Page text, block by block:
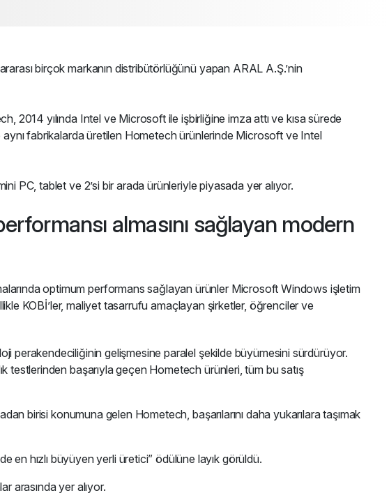
birçok markanın distribütörlüğünü yapan ARAL A.Ş.’nin
2014 yılında Intel ve Microsoft ile işbirliğine imza attı ve kısa sürede
aynı fabrikalarda üretilen Hometech ürünlerinde Microsoft ve Intel
PC, tablet ve 2’si bir arada ürünleriyle piyasada yer alıyor.
almasını sağlayan modern
optimum performans sağlayan ürünler Microsoft Windows işletim
KOBİ’ler, maliyet tasarrufu amaçlayan şirketler, öğrenciler ve
perakendeciliğinin gelişmesine paralel şekilde büyümesini sürdürüyor.
testlerinden başarıyla geçen Hometech ürünleri, tüm bu satış
birisi konumuna gelen Hometech, başarılarını daha yukarılara taşımak
en hızlı büyüyen yerli üretici” ödülüne layık görüldü.
arasında yer alıyor.